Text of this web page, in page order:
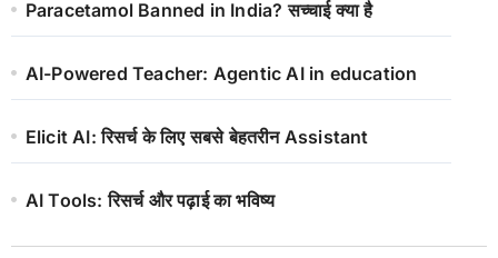
Paracetamol Banned in India? सच्चाई क्या है
AI-Powered Teacher: Agentic AI in education
Elicit AI: रिसर्च के लिए सबसे बेहतरीन Assistant
AI Tools: रिसर्च और पढ़ाई का भविष्य